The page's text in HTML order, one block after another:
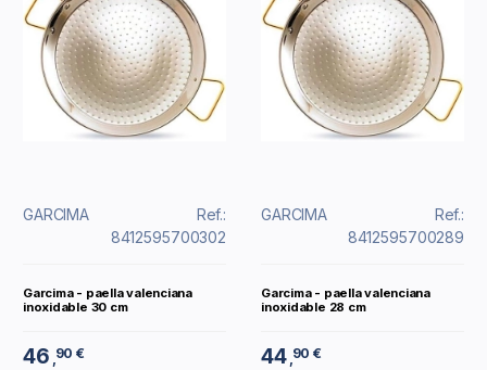
GARCIMA
Ref.:
8412595700302
Garcima - paella valenciana
inoxidable 30 cm
46 90 €
GARCIMA
Ref.:
8412595700289
Garcima - paella valenciana
inoxidable 28 cm
44 90 €